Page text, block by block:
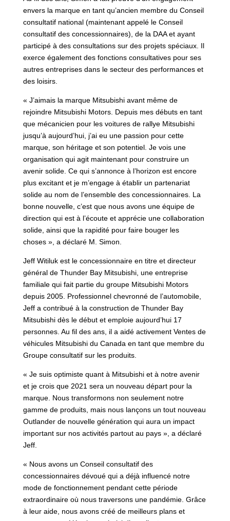
envers la marque en tant qu’ancien membre du Conseil
consultatif national (maintenant appelé le Conseil
consultatif des concessionnaires), de la DAA et ayant
participé à des consultations sur des projets spéciaux. Il
exerce également des fonctions consultatives pour ses
autres entreprises dans le secteur des performances et
des loisirs.
« J’aimais la marque Mitsubishi avant même de
rejoindre Mitsubishi Motors. Depuis mes débuts en tant
que mécanicien pour les voitures de rallye Mitsubishi
jusqu’à aujourd’hui, j’ai eu une passion pour cette
marque, son héritage et son potentiel. Je vois une
organisation qui agit maintenant pour construire un
avenir solide. Ce qui s’annonce à l’horizon est encore
plus excitant et je m’engage à établir un partenariat
solide au nom de l’ensemble des concessionnaires. La
bonne nouvelle, c’est que nous avons une équipe de
direction qui est à l’écoute et apprécie une collaboration
solide, ainsi que la rapidité pour faire bouger les
choses », a déclaré M. Simon.
Jeff Witiluk est le concessionnaire en titre et directeur
général de Thunder Bay Mitsubishi, une entreprise
familiale qui fait partie du groupe Mitsubishi Motors
depuis 2005. Professionnel chevronné de l’automobile,
Jeff a contribué à la construction de Thunder Bay
Mitsubishi dès le début et emploie aujourd’hui 17
personnes. Au fil des ans, il a aidé activement Ventes de
véhicules Mitsubishi du Canada en tant que membre du
Groupe consultatif sur les produits.
« Je suis optimiste quant à Mitsubishi et à notre avenir
et je crois que 2021 sera un nouveau départ pour la
marque. Nous transformons non seulement notre
gamme de produits, mais nous lançons un tout nouveau
Outlander de nouvelle génération qui aura un impact
important sur nos activités partout au pays », a déclaré
Jeff.
« Nous avons un Conseil consultatif des
concessionnaires dévoué qui a déjà influencé notre
mode de fonctionnement pendant cette période
extraordinaire où nous traversons une pandémie. Grâce
à leur aide, nous avons créé de meilleurs plans et